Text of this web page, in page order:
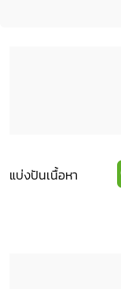
แบ่งปันเนื้อหา